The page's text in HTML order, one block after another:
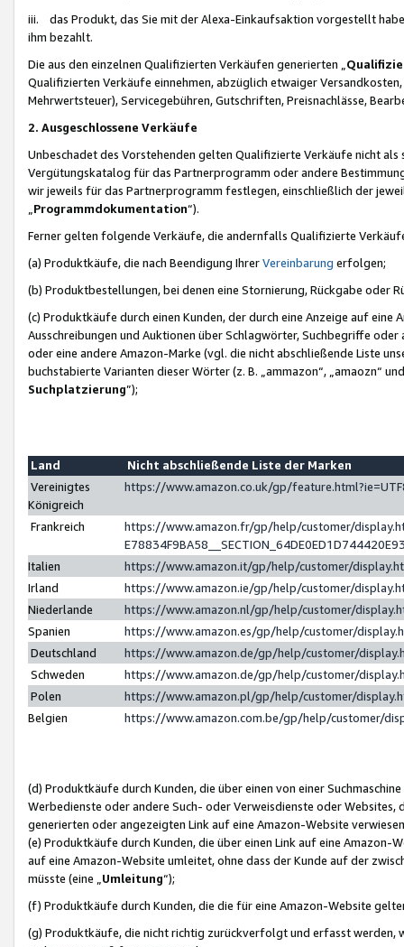
iii. das Produkt, das Sie mit der Alexa-Einkaufsaktion vorgestellt
ihm bezahlt.
Die aus den einzelnen Qualifizierten Verkäufen generierten „
Qualifizierten Verkäufe einnehmen, abzüglich etwaiger
Mehrwertsteuer), Servicegebühren, Gutschriften, Preisnachlässe,
2. Ausgeschlossene Verkäufe
Unbeschadet des Vorstehenden gelten Qualifizierte Verkäufe nicht
Vergütungskatalog für das Partnerprogramm oder andere
wir jeweils für das Partnerprogramm festlegen, einschließlich der
Programmdokumentation“).
Ferner gelten folgende Verkäufe, die andernfalls Qualifizierte
(a) Produktkäufe, die nach Beendigung IhrerVereinbarung erfolgen;
(b) Produktbestellungen, bei denen eine Stornierung, Rückgabe oder
(c) Produktkäufe durch einen Kunden, der durch eine Anzeige auf
Ausschreibungen und Auktionen über Schlagwörter, Suchbegriffe
oder eine andere Amazon-Marke (vgl. die nicht abschließende Liste
buchstabierte Varianten dieser Wörter (z. B. „ammazon“, „amaozn“
Suchplatzierung”);
Land
Nicht abschließende Liste der Marken
Vereinigtes
Königreich
https://www.amazon.co.uk/gp/
Frankreich
https://www.amazon.fr/gp/help/customer/
Italien
https://www.amazon.it/gp/help/customer/
Irland
https://www.amazon.ie/gp/help/customer/
Niederlande
https://www.amazon.nl/gp/help/customer/
Spanien
https://www.amazon.es/gp/help/customer/
Deutschland
https://www.amazon.de/gp/help/customer/
Schweden
https://www.amazon.de/gp/help/customer/
Polen
https://www.amazon.pl/gp/help/customer/
Belgien
https://www.amazon.com.be/gp/help/customer/
(d) Produktkäufe durch Kunden, die über einen von einer
Werbedienste oder andere Such- oder Verweisdienste oder Websites,
generierten oder angezeigten Link auf eine Amazon-Website
(e) Produktkäufe durch Kunden, die über einen Link auf eine
auf eine Amazon-Website umleitet, ohne dass der Kunde auf der
müsste (eine „ Umleitung“);
(f) Produktkäufe durch Kunden, die die für eine Amazon-Website
(g) Produktkäufe, die nicht richtig zurückverfolgt und erfasst werden,